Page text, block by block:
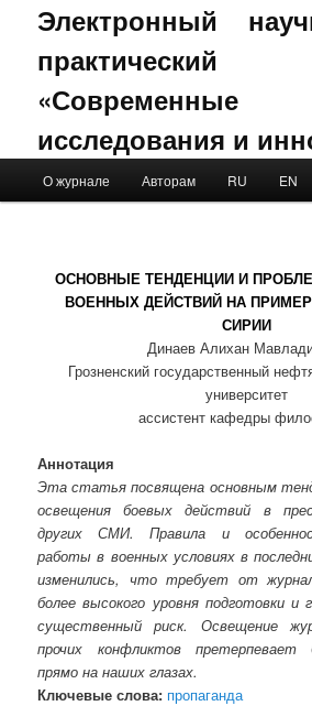
Электронный
«Современные
исследования и
Skip to primary content
Skip to secondary content
О журнале Авторам RU EN
ОСНОВНЫЕ ТЕНДЕНЦИИ И
ВОЕННЫХ ДЕЙСТВИЙ НА
СИРИИ
Динаев Алихан
Грозненский государственный
университет
ассистент кафедры
Аннотация
Эта статья посвящена основным
освещения боевых действий в
других СМИ. Правила и
работы в военных условиях в
изменились, что требует от
более высокого уровня подготовки
существенный риск. Освещение
прочих конфликтов претерпевает
прямо на наших глазах.
Ключевые слова: пропаганда